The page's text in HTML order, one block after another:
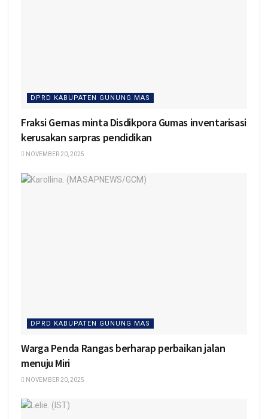
DPRD KABUPATEN GUNUNG MAS
Fraksi Gernas minta Disdikpora Gumas inventarisasi
kerusakan sarpras pendidikan
NOVEMBER 20, 2025
DPRD KABUPATEN GUNUNG MAS
Warga Penda Rangas berharap perbaikan jalan
menuju Miri
NOVEMBER 20, 2025